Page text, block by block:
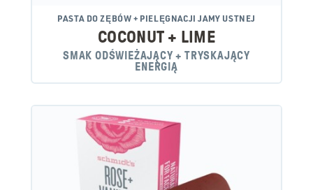
PASTA DO ZĘBÓW + PIELĘGNACJI JAMY USTNEJ
COCONUT + LIME
SMAK ODŚWIEŻAJĄCY + TRYSKAJĄCY
ENERGIĄ